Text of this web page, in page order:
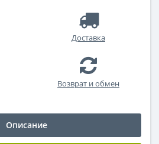
Доставка
Возврат и обмен
Описание